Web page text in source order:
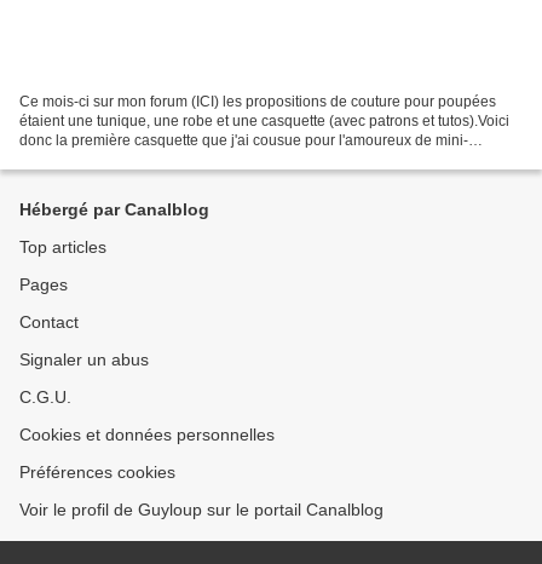
Ce mois-ci sur mon forum (ICI) les propositions de couture pour poupées
étaient une tunique, une robe et une casquette (avec patrons et tutos).Voici
donc la première casquette que j'ai cousue pour l'amoureux de mini-
Hébergé par Canalblog
Top articles
Pages
Contact
Signaler un abus
C.G.U.
Cookies et données personnelles
Préférences cookies
Voir le profil de Guyloup sur le portail Canalblog